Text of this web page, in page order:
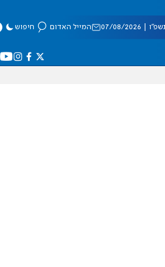
08/2026 המייל האדום חיפוש